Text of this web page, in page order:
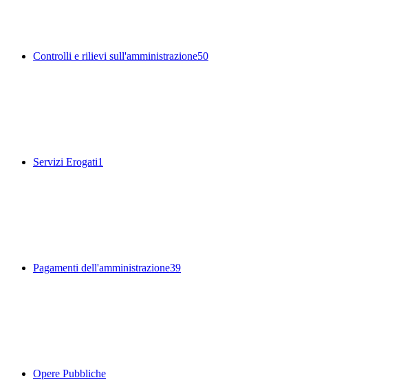
Controlli e rilievi sull'amministrazione50
Servizi Erogati1
Pagamenti dell'amministrazione39
Opere Pubbliche